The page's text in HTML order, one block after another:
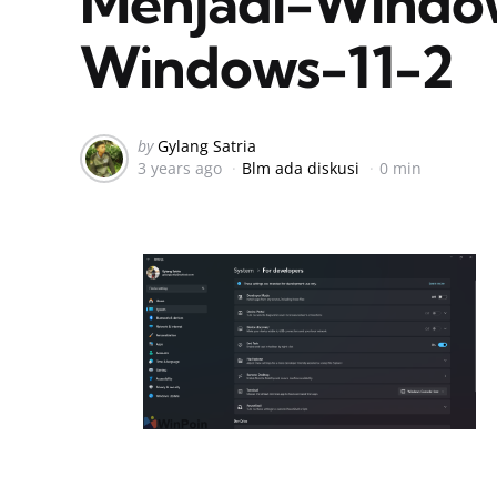
Windows-11-2
Posted
by
by Gylang Satria
3 years ago
Blm ada diskusi 0 min